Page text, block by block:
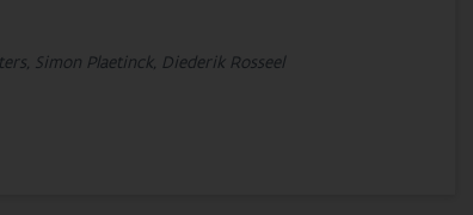
Simon Plaetinck, Diederik Rosseel